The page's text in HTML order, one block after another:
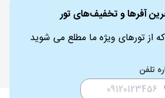
آفرها و تخفیف‌های تور
از تورهای ویژه ما مطلع می شوید
تلفن